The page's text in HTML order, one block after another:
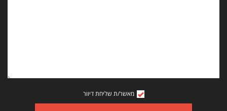
מאשר/ת שליחת דיוור